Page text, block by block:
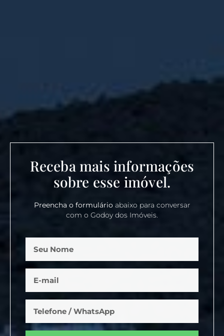
Receba mais informações
sobre esse imóvel.
Preencha o formulárioabaixo para conversar
com o Godoy dos Imóveis.